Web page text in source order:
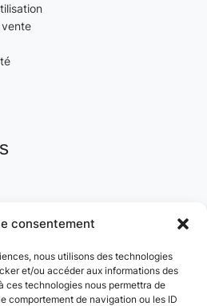
consentement
nous utilisons des technologies
et/ou accéder aux informations des
ces technologies nous permettra de
comportement de navigation ou les ID
95870 Bezons, France